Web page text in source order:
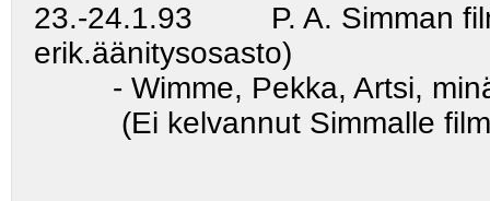
23.-24.1.93 P. A. Simman
erik.äänitysosasto)
- Wimme, Pekka, Artsi,
(Ei kelvannut Simmalle